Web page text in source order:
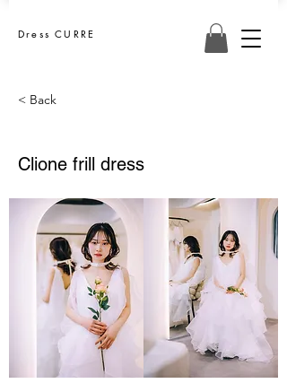
Dress CURRE
< Back
Clione frill dress